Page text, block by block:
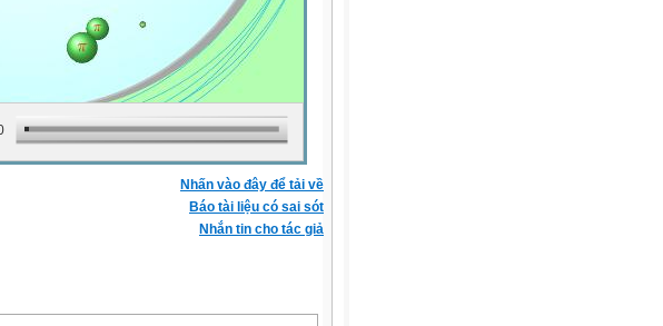
Nhấn vào đây để tải về
Báo tài liệu có sai sót
Nhắn tin cho tác giả